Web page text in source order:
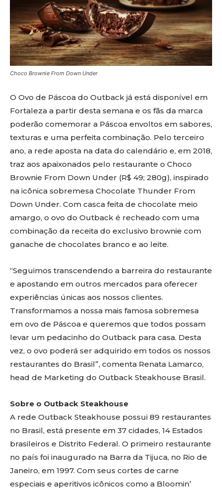
Choco Brownie From Down Under
O Ovo de Páscoa do Outback já está disponível em
Fortaleza a partir desta semana e os fãs da marca
poderão comemorar a Páscoa envoltos em sabores,
texturas e uma perfeita combinação. Pelo terceiro
ano, a rede aposta na data do calendário e, em 2018,
traz aos apaixonados pelo restaurante o Choco
Brownie From Down Under (R$ 49; 280g), inspirado
na icônica sobremesa Chocolate Thunder From
Down Under. Com casca feita de chocolate meio
amargo, o ovo do Outback é recheado com uma
combinação da receita do exclusivo brownie com
ganache de chocolates branco e ao leite.
“Seguimos transcendendo a barreira do restaurante
e apostando em outros mercados para oferecer
experiências únicas aos nossos clientes.
Transformamos a nossa mais famosa sobremesa
em ovo de Páscoa e queremos que todos possam
levar um pedacinho do Outback para casa. Desta
vez, o ovo poderá ser adquirido em todos os nossos
restaurantes do Brasil”, comenta Renata Lamarco,
head de Marketing do Outback Steakhouse Brasil.
Sobre o Outback Steakhouse
A rede Outback Steakhouse possui 89 restaurantes
no Brasil, está presente em 37 cidades, 14 Estados
brasileiros e Distrito Federal. O primeiro restaurante
no país foi inaugurado na Barra da Tijuca, no Rio de
Janeiro, em 1997. Com seus cortes de carne
especiais e aperitivos icônicos como a Bloomin’